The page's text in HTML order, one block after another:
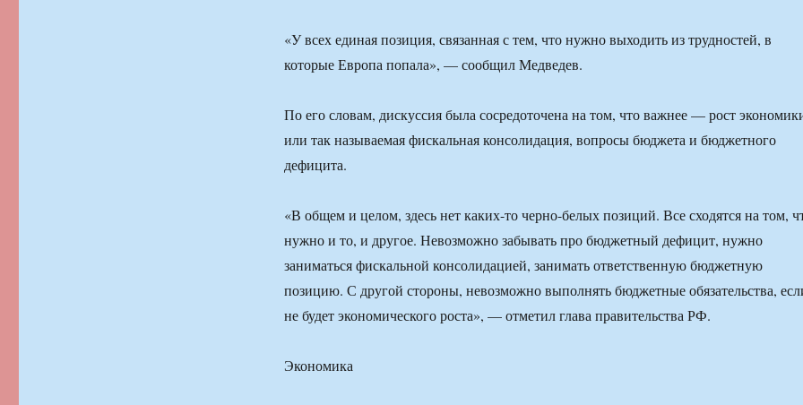
«У всех единая позиция, связанная с тем, что нужно выходить из трудностей, в
которые Европа попала», — сообщил Медведев.
По его словам, дискуссия была сосредоточена на том, что важнее — рост
или так называемая фискальная консолидация, вопросы бюджета и бюджетного
дефицита.
«В общем и целом, здесь нет каких-то черно-белых позиций. Все сходятся на том,
нужно и то, и другое. Невозможно забывать про бюджетный дефицит, нужно
заниматься фискальной консолидацией, занимать ответственную бюджетную
позицию. С другой стороны, невозможно выполнять бюджетные обязательства,
не будет экономического роста», — отметил глава правительства РФ.
Экономика